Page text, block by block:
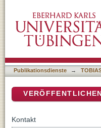
Publikationsdienste →
VERÖFFENTLICHEN
Kontakt